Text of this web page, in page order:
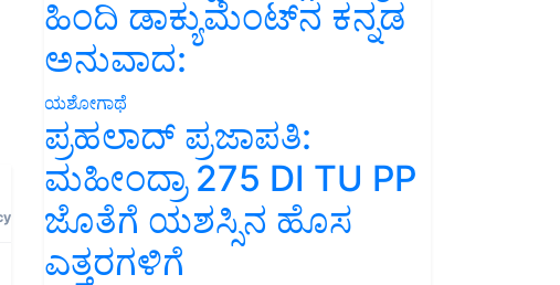
ಹಿಂದಿ ಡಾಕ್ಯುಮೆಂಟ್‌ನ ಕನ್ನಡ
ಅನುವಾದ:
ಯಶೋಗಾಥೆ
ಪ್ರಹಲಾದ್ ಪ್ರಜಾಪತಿ:
ಮಹೀಂದ್ರಾ 275 DI TU PP
ಜೊತೆಗೆ ಯಶಸ್ಸಿನ ಹೊಸ
ಎತ್ತರಗಳಿಗೆ